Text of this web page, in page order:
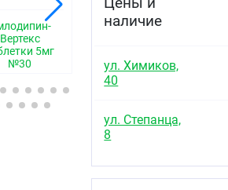
Вертекс
5мг
№30
Амлодипин-
№60
наличие
ул. Химиков,
40
ул. Степанца,
8